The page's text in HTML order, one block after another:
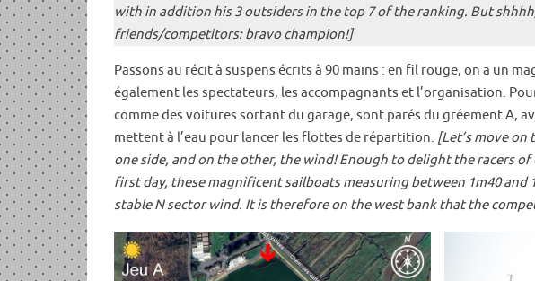
with in addition his 3 outsiders in the top 7 of the ranking. But
friends/competitors: bravo champion!]
Passons au récit à suspens écrits à 90 mains : en fil rouge, on a un
également les spectateurs, les accompagnants et l’organisation.
comme des voitures sortant du garage, sont parés du gréement A,
mettent à l’eau pour lancer les flottes de répartition. [Let’s move
one side, and on the other, the wind! Enough to delight the racers
first day, these magnificent sailboats measuring between 1m40
stable N sector wind. It is therefore on the west bank that the